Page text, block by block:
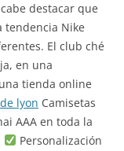
destacar que
tendencia Nike
El club ché
en una
tienda online
lyon Camisetas
AAA en toda la
Personalización